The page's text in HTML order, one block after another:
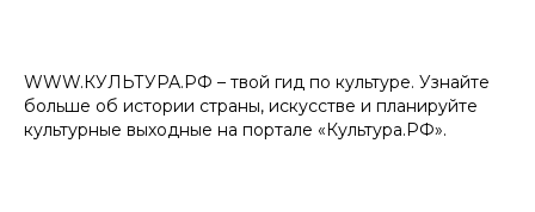
WWW.КУЛЬТУРА.РФ – твой гид по культуре. Узнайте
больше об истории страны, искусстве и планируйте
культурные выходные на портале «Культура.РФ».